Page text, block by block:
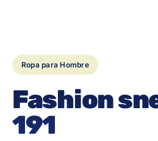
Ropa para Hombre
Fashion
191